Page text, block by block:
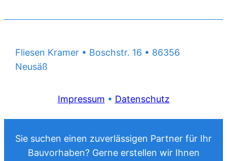
Fliesen Kramer • Boschstr. 16 • 86356
Neusäß
Impressum • Datenschutz
Sie suchen einen zuverlässigen Partner für Ihr
Bauvorhaben? Gerne erstellen wir Ihnen